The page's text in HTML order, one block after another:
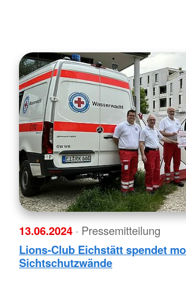
13.06.2024 · Pressemitteilung
Lions-Club Eichstätt spendet
Sichtschutzwände